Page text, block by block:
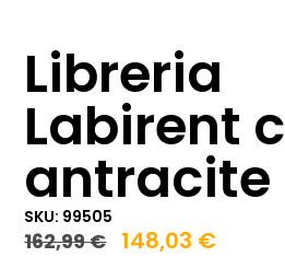
Libreria
Labirent
antracite
SKU: 99505
162,99€ 148,03 €